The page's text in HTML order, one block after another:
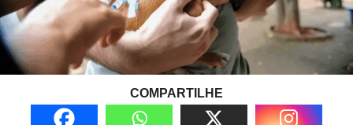
COMPARTILHE